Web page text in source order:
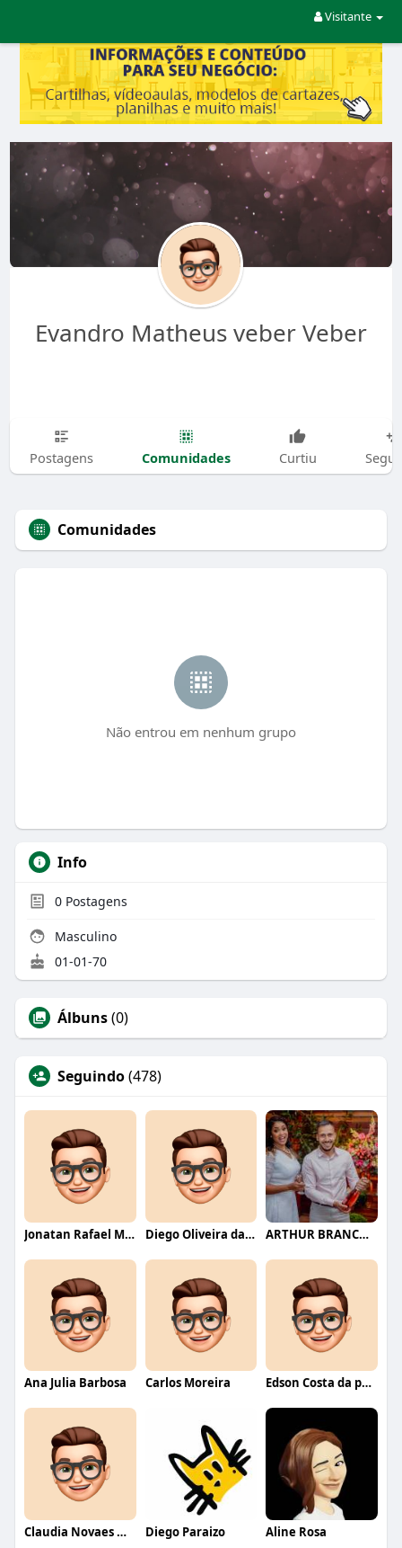
Visitante
Evandro Matheus veber Veber
Postagens Comunidades Curtiu
Comunidades
Não entrou em nenhum grupo
Info
0Postagens
Masculino
01-01-70
Álbuns(0)
Seguindo(478)
Jonatan Rafael Mello Diego Oliveira da Motta ARTHUR BRANCO FERNANDES
Ana Julia Barbosa Carlos Moreira Edson Costa da paixão
Claudia Novaes Novaes Diego Paraizo Aline Rosa